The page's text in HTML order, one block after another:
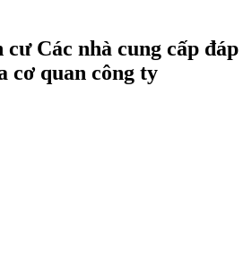
cưCác nhà cung cấp đáp
cơ quan công ty